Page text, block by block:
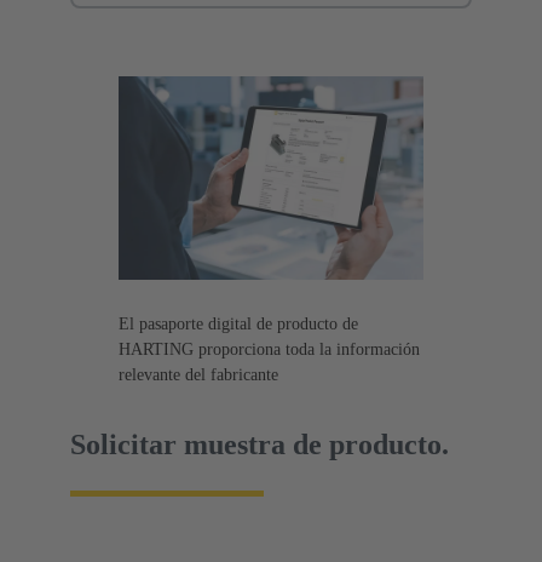
El pasaporte digital de producto de
HARTING proporciona toda la información
relevante del fabricante
Solicitar muestra de producto.